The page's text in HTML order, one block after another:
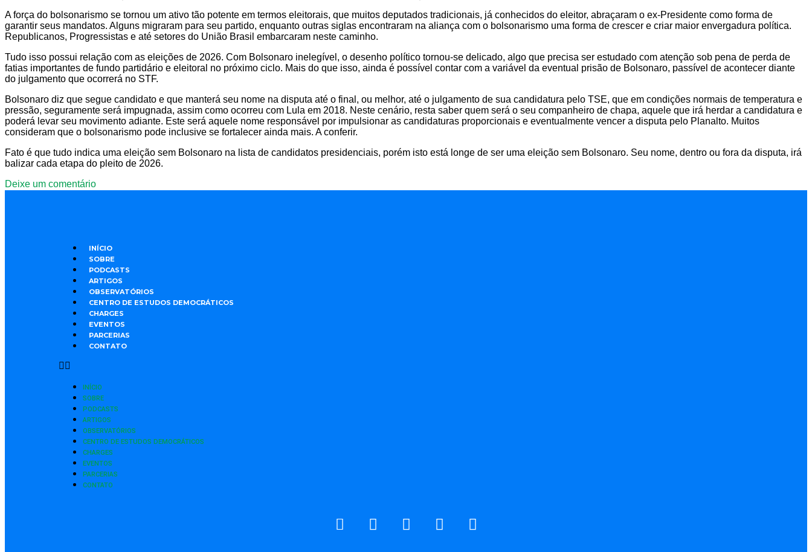
A força do bolsonarismo se tornou um ativo tão potente em termos eleitorais, que muitos deputados tradicionais, já conhecidos do eleitor, abraçaram o ex-Presidente como forma de
garantir seus mandatos. Alguns migraram para seu partido, enquanto outras siglas encontraram na aliança com o bolsonarismo uma forma de crescer e criar maior envergadura política.
Republicanos, Progressistas e até setores do União Brasil embarcaram neste caminho.
Tudo isso possui relação com as eleições de 2026. Com Bolsonaro inelegível, o desenho político tornou-se delicado, algo que precisa ser estudado com atenção sob pena de perda de
fatias importantes de fundo partidário e eleitoral no próximo ciclo. Mais do que isso, ainda é possível contar com a variável da eventual prisão de Bolsonaro, passível de acontecer diante
do julgamento que ocorrerá no STF.
Bolsonaro diz que segue candidato e que manterá seu nome na disputa até o final, ou melhor, até o julgamento de sua candidatura pelo TSE, que em condições normais de temperatura e
pressão, seguramente será impugnada, assim como ocorreu com Lula em 2018. Neste cenário, resta saber quem será o seu companheiro de chapa, aquele que irá herdar a candidatura e
poderá levar seu movimento adiante. Este será aquele nome responsável por impulsionar as candidaturas proporcionais e eventualmente vencer a disputa pelo Planalto. Muitos
consideram que o bolsonarismo pode inclusive se fortalecer ainda mais. A conferir.
Fato é que tudo indica uma eleição sem Bolsonaro na lista de candidatos presidenciais, porém isto está longe de ser uma eleição sem Bolsonaro. Seu nome, dentro ou fora da disputa, irá
balizar cada etapa do pleito de 2026.
Deixe um comentário
INÍCIO
SOBRE
PODCASTS
ARTIGOS
OBSERVATÓRIOS
CENTRO DE ESTUDOS DEMOCRÁTICOS
CHARGES
EVENTOS
PARCERIAS
CONTATO
INÍCIO
SOBRE
PODCASTS
ARTIGOS
OBSERVATÓRIOS
CENTRO DE ESTUDOS DEMOCRÁTICOS
CHARGES
EVENTOS
PARCERIAS
CONTATO